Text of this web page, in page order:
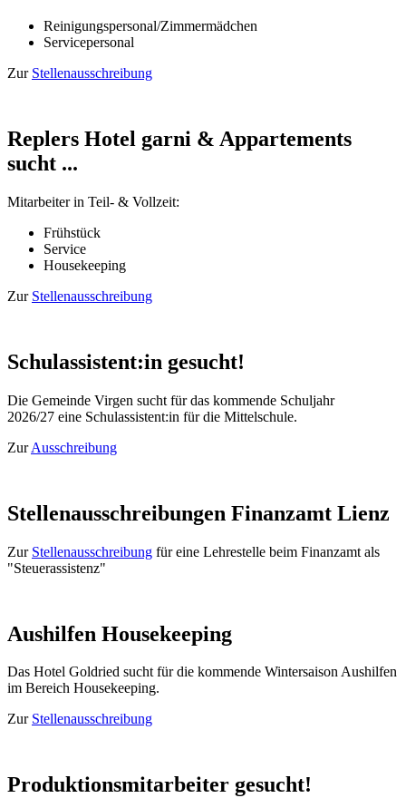
Reinigungspersonal/Zimmermädchen
Servicepersonal
Zur Stellenausschreibung
Replers Hotel garni & Appartements
sucht ...
Mitarbeiter in Teil- & Vollzeit:
Frühstück
Service
Housekeeping
Zur Stellenausschreibung
Schulassistent:in gesucht!
Die Gemeinde Virgen sucht für das kommende Schuljahr
2026/27 eine Schulassistent:in für die Mittelschule.
ZurAusschreibung
Stellenausschreibungen Finanzamt Lienz
Zur Stellenausschreibung für eine Lehrestelle beim Finanzamt als
"Steuerassistenz"
Aushilfen Housekeeping
Das Hotel Goldried sucht für die kommende Wintersaison Aushilfen
im Bereich Housekeeping.
Zur Stellenausschreibung
Produktionsmitarbeiter gesucht!